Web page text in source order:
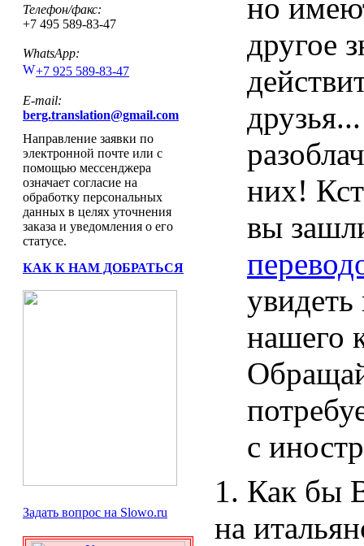
Телефон/факс:
+7 495 589-83-47
WhatsApp:
+7 925 589-83-47
E-mail:
berg.translation@gmail.com
Направление заявки по
электронной почте или с
помощью мессенджера
означает согласие на
обработку персональных
данных в целях уточнения
заказа и уведомления о его
статусе.
КАК К НАМ ДОБРАТЬСЯ
Задать вопрос на Slowo.ru
но
другое
них!
вы
увидеть
нашего
с
1. Как бы
на